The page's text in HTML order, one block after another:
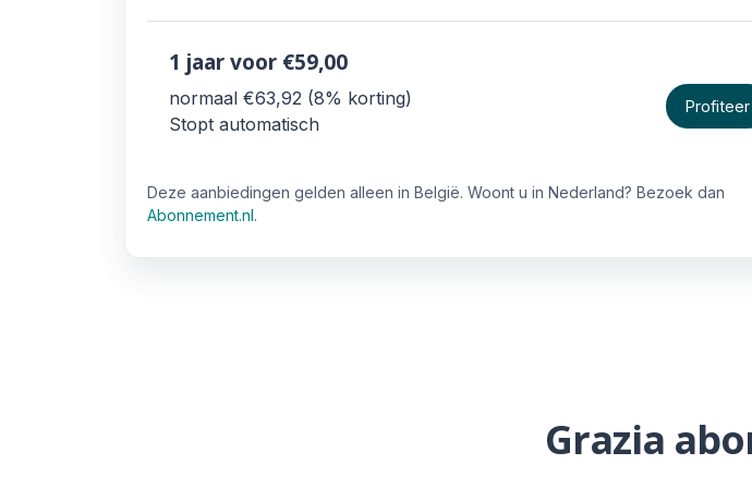
1 jaarvoor €59,00
normaal €63,92 8% korting
Stopt automatisch
Profiteer
Deze aanbiedingen gelden alleen in België. Woont u in Nederland? Bezoek dan
Abonnement.nl.
Grazia